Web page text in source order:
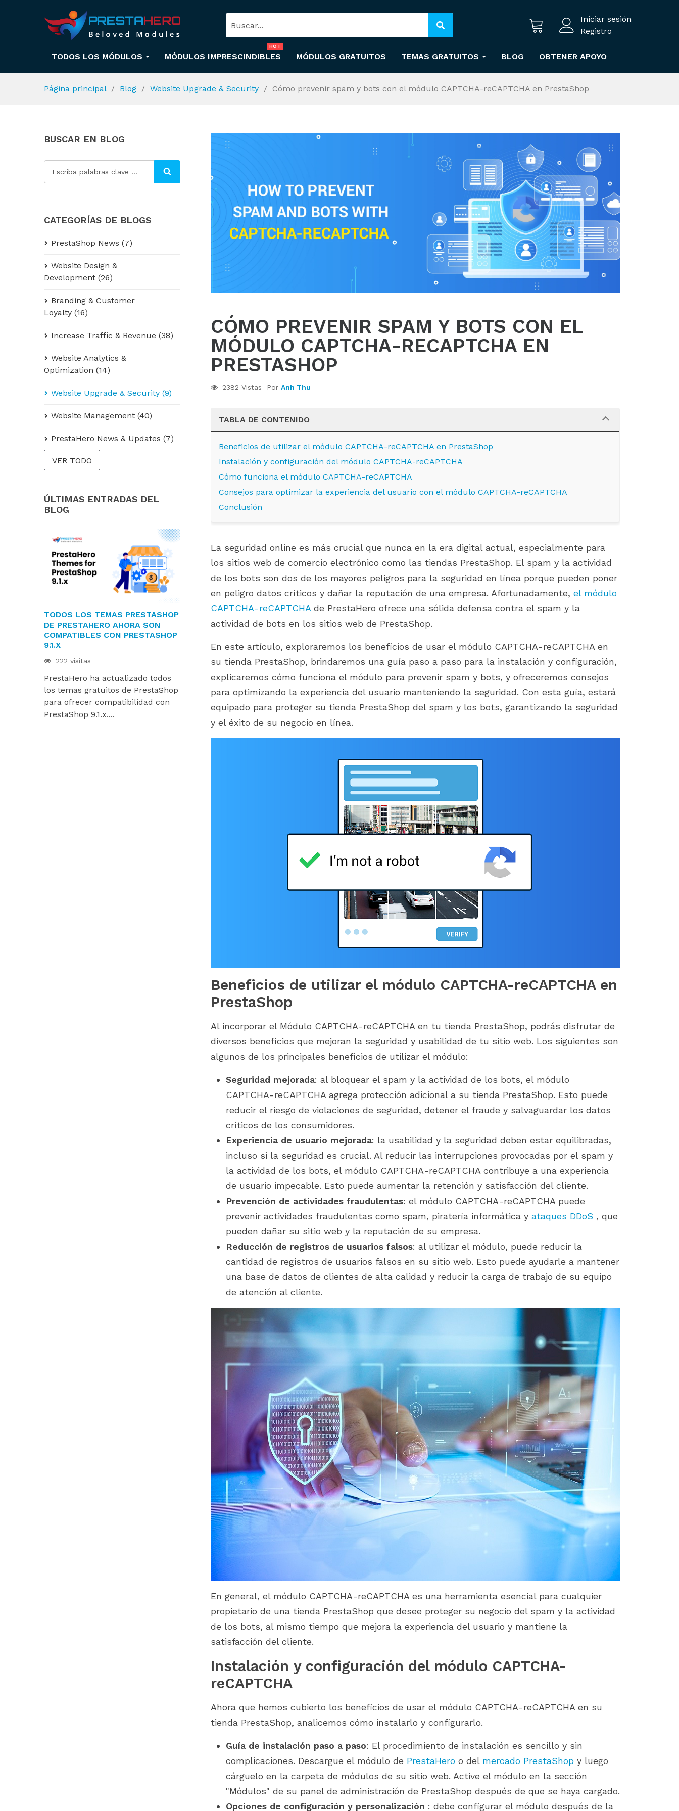
Iniciar sesión
Registro
TODOS LOS MÓDULOS MÓDULOS IMPRESCINDIBLES
HOT
MÓDULOS GRATUITOS TEMAS GRATUITOS BLOG OBTENER APOYO
Página principal Blog Website Upgrade & Security Cómo prevenir spam y bots con el módulo CAPTCHA-reCAPTCHA en PrestaShop
BUSCAR EN BLOG
CATEGORÍAS DE BLOGS
PrestaShop News (7)
Website Design &
Development (26)
Branding & Customer
Loyalty (16)
Increase Traffic & Revenue (38)
Website Analytics &
Optimization (14)
Website Upgrade & Security (9)
Website Management (40)
PrestaHero News & Updates (7)
VER TODO
ÚLTIMAS ENTRADAS DEL
BLOG
TODOS LOS TEMAS PRESTASHOP
DE PRESTAHERO AHORA SON
COMPATIBLES CON PRESTASHOP
9.1.X
222 visitas
PrestaHero ha actualizado todos
los temas gratuitos de PrestaShop
para ofrecer compatibilidad con
PrestaShop 9.1.x....
LOS MÓDULOS DE PRESTAHERO
ESTÁN LISTOS PARA
HUMMINGBIRD 2.0
216 visitas
Los módulos de PrestaHero ya
están listos para PrestaShop 9.1.x y
Hummingbird 2.0. Descubre cómo
nuestros módulos se...
¿EN QUÉ ETAPA DE SU
CRECIMIENTO SE ENCUENTRA TU
846 visitas
Optimiza tu negocio con los
módulos adecuados en cada
etapa de tu experiencia con
PrestaShop. Desde la
TOP 7 PROVEN TIPS TO GROW
This article shares 7 practical,
easy-to-apply strategies to help
boost sales on your PrestaShop
store by identifying...
If you're an e-
entrepreneur who
PrestaShop, you know
importance of a
installation process....
CÓMO PREVENIR SPAM Y BOTS CON EL
MÓDULO CAPTCHA-RECAPTCHA EN
PRESTASHOP
2382 Vistas Por Anh Thu
TABLA DE CONTENIDO
Beneficios de utilizar el módulo CAPTCHA-reCAPTCHA en PrestaShop
Instalación y configuración del módulo CAPTCHA-reCAPTCHA
Cómo funciona el módulo CAPTCHA-reCAPTCHA
Consejos para optimizar la experiencia del usuario con el módulo CAPTCHA-reCAPTCHA
Conclusión
La seguridad online es más crucial que nunca en la era digital actual, especialmente para
los sitios web de comercio electrónico como las tiendas PrestaShop. El spam y la actividad
de los bots son dos de los mayores peligros para la seguridad en línea porque pueden poner
en peligro datos críticos y dañar la reputación de una empresa. Afortunadamente, el módulo
CAPTCHA-reCAPTCHA de PrestaHero ofrece una sólida defensa contra el spam y la
actividad de bots en los sitios web de PrestaShop.
En este artículo, exploraremos los beneficios de usar el módulo CAPTCHA-reCAPTCHA en
su tienda PrestaShop, brindaremos una guía paso a paso para la instalación y configuración,
explicaremos cómo funciona el módulo para prevenir spam y bots, y ofreceremos consejos
para optimizando la experiencia del usuario manteniendo la seguridad. Con esta guía, estará
equipado para proteger su tienda PrestaShop del spam y los bots, garantizando la seguridad
y el éxito de su negocio en línea.
Beneficios de utilizar el módulo CAPTCHA-reCAPTCHA en
PrestaShop
Al incorporar el Módulo CAPTCHA-reCAPTCHA en tu tienda PrestaShop, podrás disfrutar de
diversos beneficios que mejoran la seguridad y usabilidad de tu sitio web. Los siguientes son
algunos de los principales beneficios de utilizar el módulo:
Seguridad mejorada: al bloquear el spam y la actividad de los bots, el módulo
CAPTCHA-reCAPTCHA agrega protección adicional a su tienda PrestaShop. Esto puede
reducir el riesgo de violaciones de seguridad, detener el fraude y salvaguardar los datos
críticos de los consumidores.
Experiencia de usuario mejorada: la usabilidad y la seguridad deben estar equilibradas,
incluso si la seguridad es crucial. Al reducir las interrupciones provocadas por el spam y
la actividad de los bots, el módulo CAPTCHA-reCAPTCHA contribuye a una experiencia
de usuario impecable. Esto puede aumentar la retención y satisfacción del cliente.
Prevención de actividades fraudulentas: el módulo CAPTCHA-reCAPTCHA puede
prevenir actividades fraudulentas como spam, piratería informática y ataques DDoS , que
pueden dañar su sitio web y la reputación de su empresa.
Reducción de registros de usuarios falsos: al utilizar el módulo, puede reducir la
cantidad de registros de usuarios falsos en su sitio web. Esto puede ayudarle a mantener
una base de datos de clientes de alta calidad y reducir la carga de trabajo de su equipo
de atención al cliente.
En general, el módulo CAPTCHA-reCAPTCHA es una herramienta esencial para cualquier
propietario de una tienda PrestaShop que desee proteger su negocio del spam y la actividad
de los bots, al mismo tiempo que mejora la experiencia del usuario y mantiene la
satisfacción del cliente.
Instalación y configuración del módulo CAPTCHA-
reCAPTCHA
Ahora que hemos cubierto los beneficios de usar el módulo CAPTCHA-reCAPTCHA en su
tienda PrestaShop, analicemos cómo instalarlo y configurarlo.
Guía de instalación paso a paso: El procedimiento de instalación es sencillo y sin
complicaciones. Descargue el módulo de PrestaHero o del mercado PrestaShop y luego
cárguelo en la carpeta de módulos de su sitio web. Active el módulo en la sección
"Módulos" de su panel de administración de PrestaShop después de que se haya cargado.
Opciones de configuración y personalización : debe configurar el módulo después de la